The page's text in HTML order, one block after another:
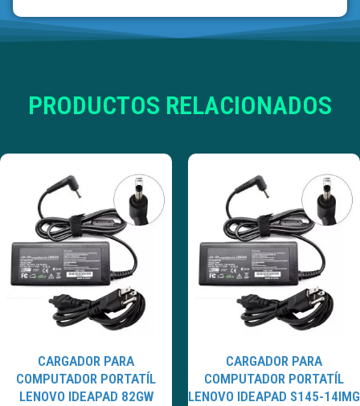
PRODUCTOS RELACIONADOS
CARGADOR PARA
COMPUTADOR PORTATÍL
LENOVO IDEAPAD 82GW
CARGADOR PARA
COMPUTADOR PORTATÍL
LENOVO IDEAPAD S145-14IMG